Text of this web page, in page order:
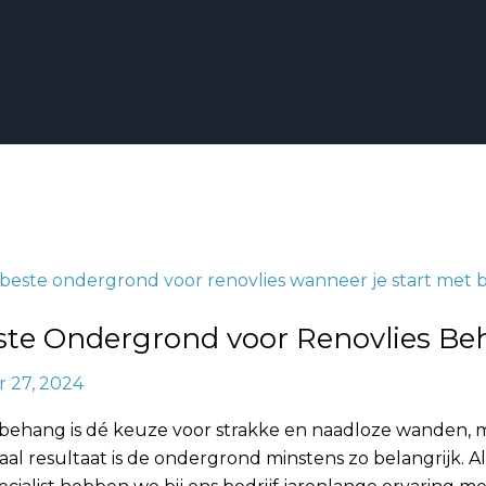
Ondergrond voor Renovlies
27, 2024
is dé keuze voor strakke en naadloze wanden,
resultaat is de ondergrond minstens zo belangrijk.